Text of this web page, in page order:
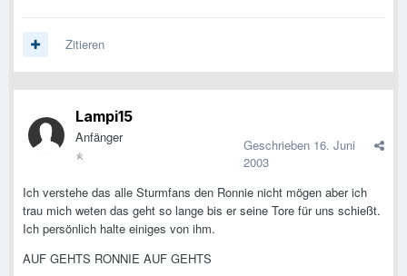
Zitieren
Lampi15
Anfänger Geschrieben 16. Juni
2003
Ich verstehe das alle Sturmfans den Ronnie nicht mögen aber ich
trau mich weten das geht so lange bis er seine Tore für uns schießt.
Ich persönlich halte einiges von ihm.
AUF GEHTS RONNIE AUF GEHTS